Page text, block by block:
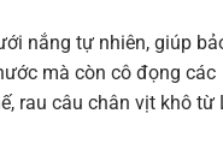
nắng tự nhiên, giúp
mà còn cô đọng các
rau câu chân vịt khô từ